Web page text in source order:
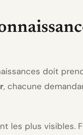
doit
, chacune
les plus visibles.